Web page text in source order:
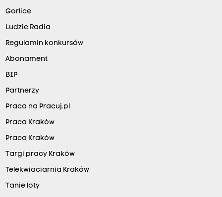
Gorlice
Ludzie Radia
Regulamin konkursów
Abonament
BIP
Partnerzy
Praca na Pracuj.pl
Praca Kraków
Praca Kraków
Targi pracy Kraków
Telekwiaciarnia Kraków
Tanie loty